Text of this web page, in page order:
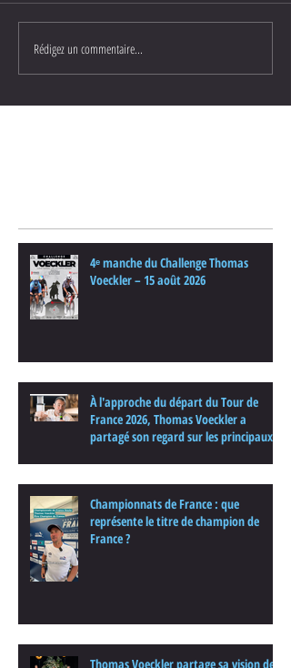
Rédigez un commentaire...
4ᵉ manche du Challenge Thomas
Voeckler – 15 août 2026
À l'approche du départ du Tour de
France 2026, Thomas Voeckler a
partagé son regard sur les principaux
Championnats de France : que
représente le titre de champion de
France ?
Thomas Voeckler partage sa vision de